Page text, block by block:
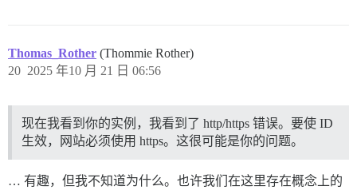
Thomas_Rother (Thommie Rother)
2025 年10 月 21 日 06:56
20
现在我看到你的实例，我看到了 http/https 错误。要使 ID
生效，网站必须使用 https。这很可能是你的问题。
… 有趣，但我不知道为什么。也许我们在这里存在概念上的